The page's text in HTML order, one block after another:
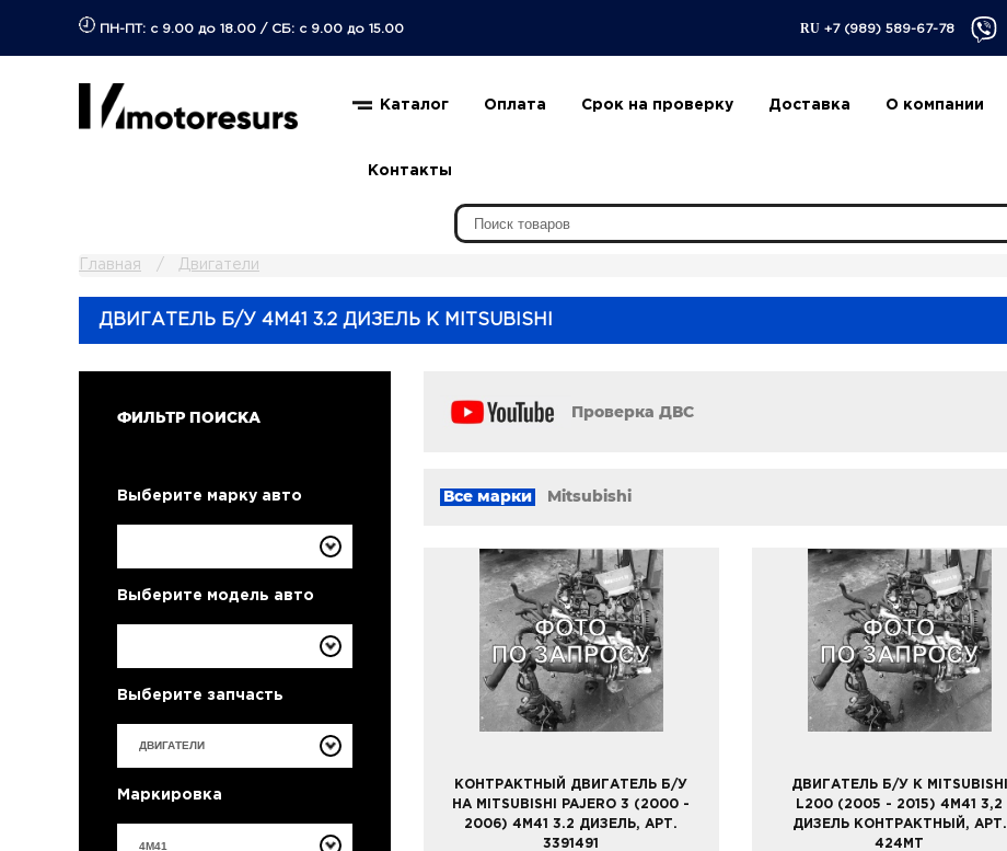
ПН-ПТ: с 9.00 до 18.00 / СБ: с 9.00 до 15.00 RU +7 (989) 589-67-78
Каталог Оплата Срок на проверку Доставка О компании
Контакты
Главная Двигатели
ДВИГАТЕЛЬ Б/У 4M41 3.2 ДИЗЕЛЬ К MITSUBISHI
ФИЛЬТР ПОИСКА
Выберите марку авто
Выберите модель авто
Выберите запчасть
Маркировка
Проверка ДВС
Все марки Mitsubishi
КОНТРАКТНЫЙ ДВИГАТЕЛЬ Б/У
НА MITSUBISHI PAJERO 3 (2000 -
2006) 4M41 3.2 ДИЗЕЛЬ, АРТ.
3391491
ДВИГАТЕЛЬ Б/У К MITSUBISHI
L200 (2005 - 2015) 4M41 3,2
ДИЗЕЛЬ КОНТРАКТНЫЙ, АРТ.
424MT